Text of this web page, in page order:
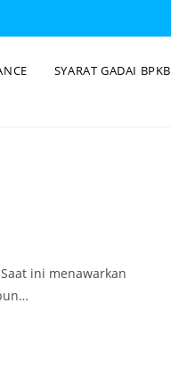
SYARAT GADAI BPKB
Saat ini menawarkan